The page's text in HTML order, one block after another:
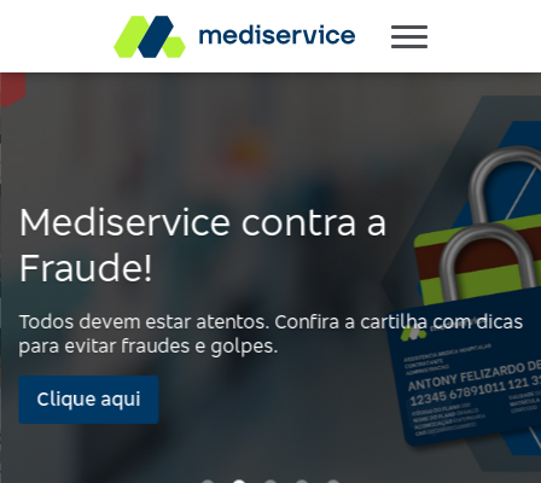
Mediservice contra a
Fraude!
Todos devem estar atentos. Confira a cartilha com dicas
para evitar fraudes e golpes.
Clique aqui